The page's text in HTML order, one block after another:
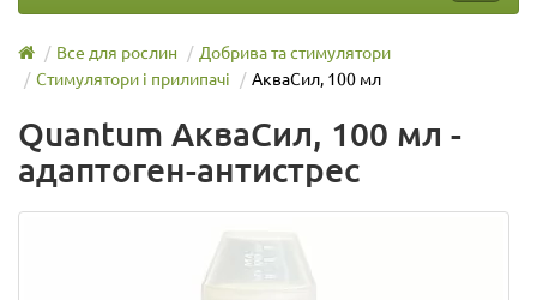
Все для рослин
Добрива та стимулятори
Стимулятори і прилипачі
АкваСил, 100 мл
Quantum АкваСил, 100 мл -
адаптоген-антистрес